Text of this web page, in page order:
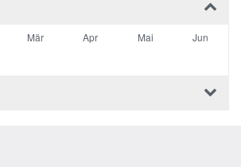
Mär Apr Mai
Jun